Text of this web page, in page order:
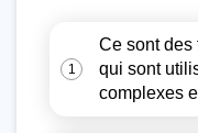
1
Ce sont des
qui sont
complexes